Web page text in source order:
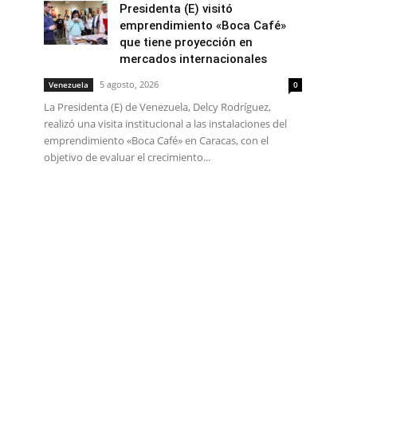
Presidenta (E) visitó
emprendimiento «Boca Café»
que tiene proyección en
mercados internacionales
Venezuela 5 agosto, 2026 0
La Presidenta (E) de Venezuela, Delcy Rodríguez,
realizó una visita institucional a las instalaciones del
emprendimiento «Boca Café» en Caracas, con el
objetivo de evaluar el crecimiento...